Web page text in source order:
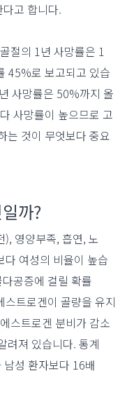
고 합니다.
절의 1년 사망률은 1
45%로 보고되고 있습
사망률은 50%까지 올
사망률이 높으므로 고
는 것이 무엇보다 중요
까?
영양부족, 흡연, 노
다 여성의 비율이 높습
공증에 걸릴 확률
트로겐이 골량을 유지
스트로겐 분비가 감소
려져 있습니다. 통계
성 환자보다 16배